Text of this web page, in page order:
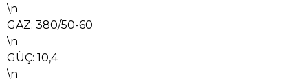
\n
GAZ: 380/50-60
\n
GÜÇ: 10,4
\n